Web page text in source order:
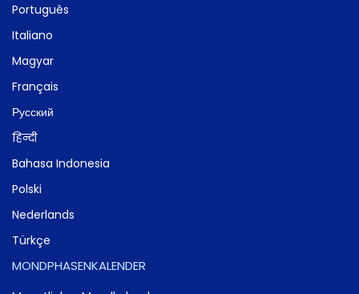
Português
Italiano
Magyar
Français
Русский
हिन्दी
Bahasa Indonesia
Polski
Nederlands
Türkçe
MONDPHASENKALENDER